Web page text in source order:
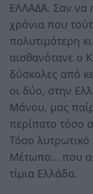
ΕΛΛΑΔΑ. Σαν να
χρόνια που
πολυτιμότερη
αισθανότανε ο
δύσκολες από
οι δύο, στην
Μάνου, μας
περίπατο τόσο
Τόσο
Μέτωπο… που
τίμια Ελλάδα.